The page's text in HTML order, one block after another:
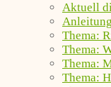
Aktuell
Thema:
Thema:
Thema:
Thema: